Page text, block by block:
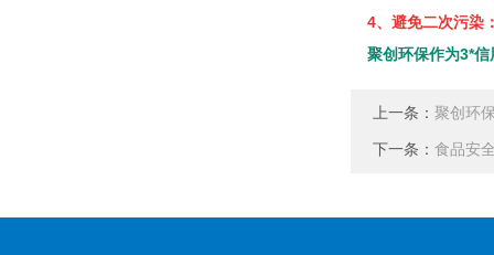
4、避免二次污染
聚创环保作为3*
上一条： 聚创环
下一条： 食品安